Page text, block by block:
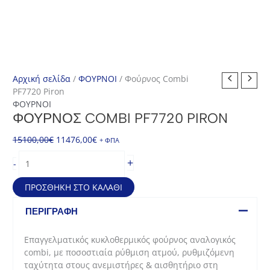
Αρχική σελίδα /ΦΟΥΡΝΟΙ / Φούρνος Combi
PF7720 Piron
ΦΟΥΡΝΟΙ
ΦΟΎΡΝΟΣ COMBI PF7720 PIRON
15100,00€ Original
15100,00€.
11476,00€Η
είναι:
11476,00€.
+ ΦΠΑ
-
Combi
PF7720
Piron
ποσότητα
+
ΠΡΟΣΘΉΚΗ ΣΤΟ ΚΑΛΆΘΙ
ΠΕΡΙΓΡΑΦΉ
Επαγγελματικός κυκλοθερμικός φούρνος αναλογικός
combi, με ποσοστιαία ρύθμιση ατμού, ρυθμιζόμενη
ταχύτητα στους ανεμιστήρες & αισθητήριο στη